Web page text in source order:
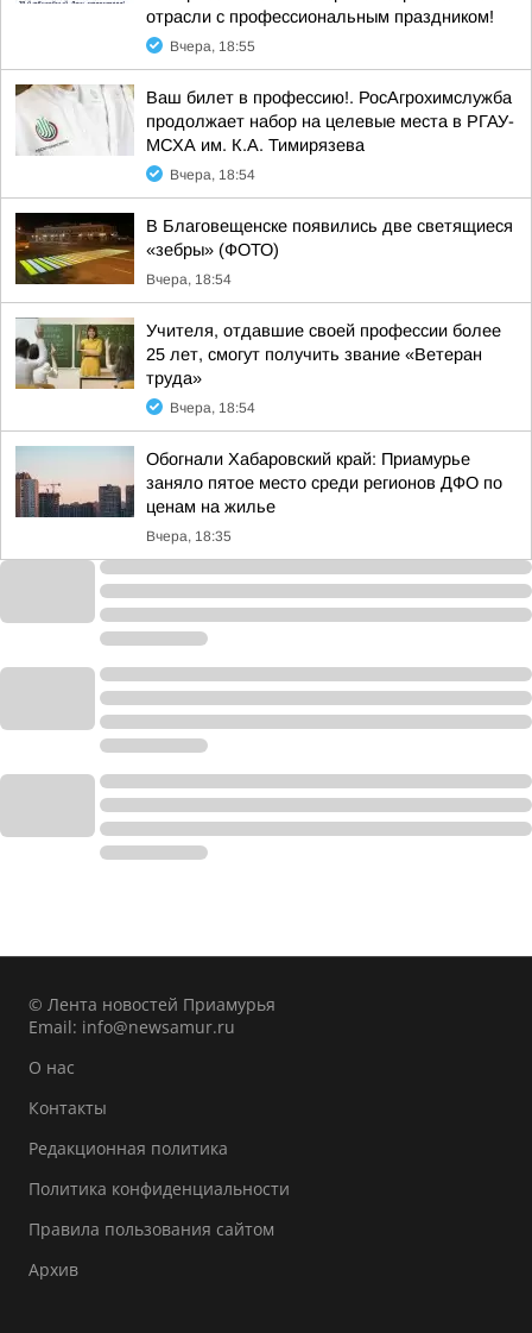
отрасли с профессиональным праздником!
Вчера, 18:55
Ваш билет в профессию!. РосАгрохимслужба
продолжает набор на целевые места в РГАУ-
МСХА им. К.А. Тимирязева
Вчера, 18:54
В Благовещенске появились две светящиеся
«зебры» (ФОТО)
Вчера, 18:54
Учителя, отдавшие своей профессии более
25 лет, смогут получить звание «Ветеран
труда»
Вчера, 18:54
Обогнали Хабаровский край: Приамурье
заняло пятое место среди регионов ДФО по
ценам на жилье
Вчера, 18:35
© Лента новостей Приамурья
Email: info@newsamur.ru
О нас
Контакты
Редакционная политика
Политика конфиденциальности
Правила пользования сайтом
Архив